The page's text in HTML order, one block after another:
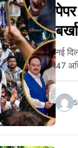
नई
47